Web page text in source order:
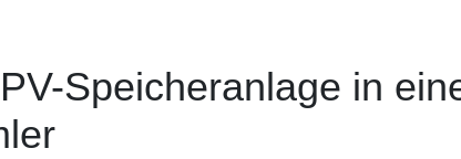
Speicheranlage in